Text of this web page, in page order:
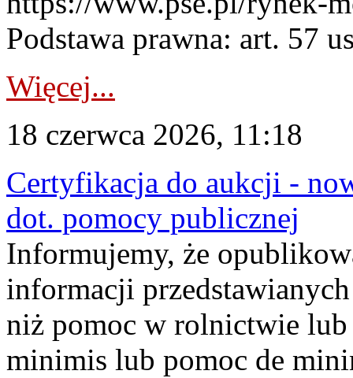
Podstawa prawna: art. 57
Więcej...
18 czerwca 2026, 11:18
Certyfikacja do aukcji -
dot. pomocy publicznej
Informujemy, że
informacji
niż pomoc w rolnictwie lub
minimis lub pomoc de